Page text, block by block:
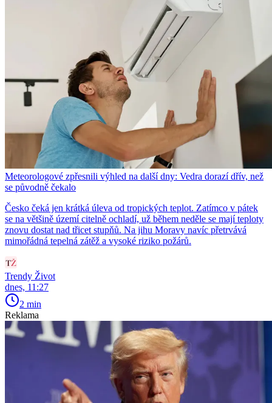
Meteorologové zpřesnili výhled na další dny: Vedra dorazí dřív, než
se původně čekalo
Česko čeká jen krátká úleva od tropických teplot. Zatímco v pátek
se na většině území citelně ochladí, už během neděle se mají teploty
znovu dostat nad třicet stupňů. Na jihu Moravy navíc přetrvává
mimořádná tepelná zátěž a vysoké riziko požárů.
Trendy Život
dnes, 11:27
2 min
Reklama